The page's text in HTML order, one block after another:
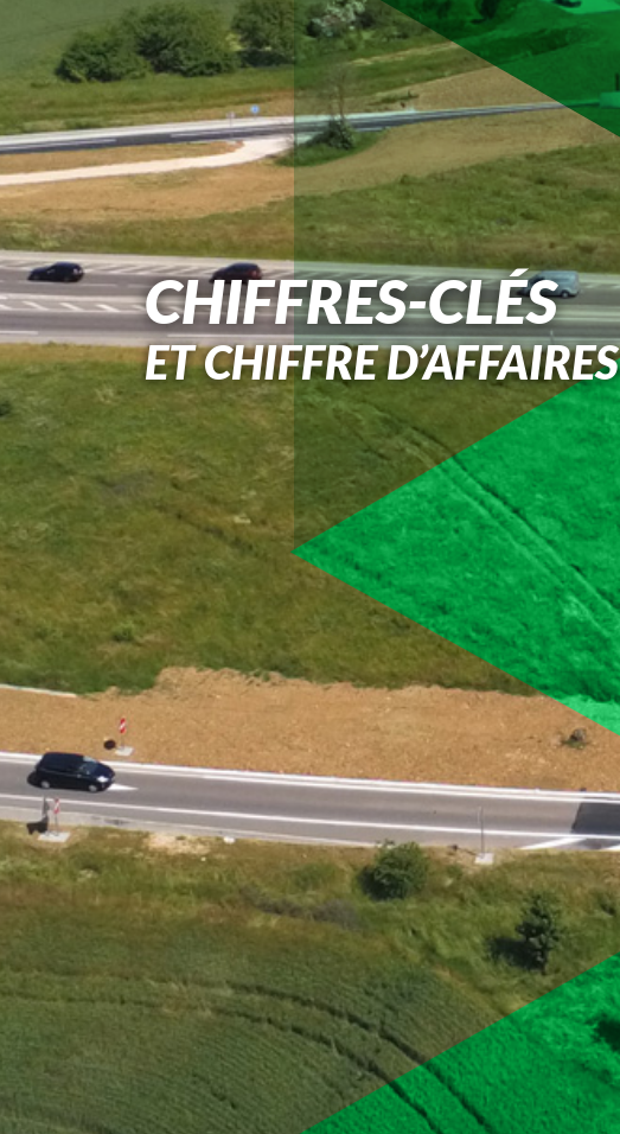
CHIFFRES-CLÉS
ET CHIFFRE D’AFFAIRES